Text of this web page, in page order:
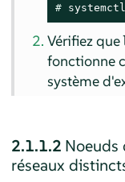
#
Vérifiez que
fonctionne
système
2.1.1.2 Noeuds
réseaux